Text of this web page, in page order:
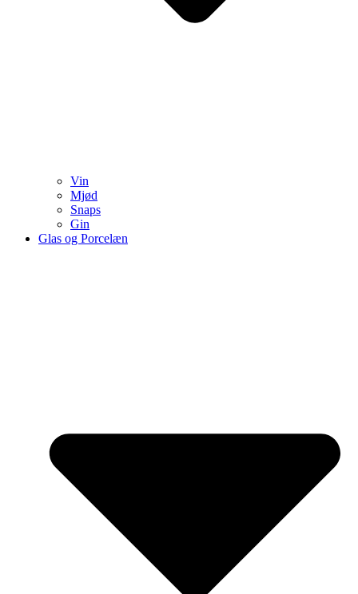
Vin
Mjød
Snaps
Gin
Glas og Porcelæn